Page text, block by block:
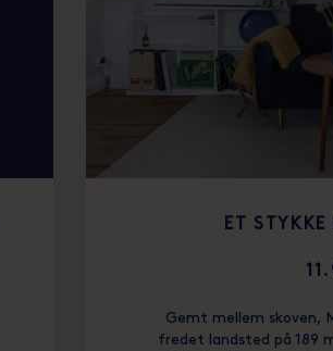
ET STYKKE
Gemt mellem skoven,
fredet landsted på 189